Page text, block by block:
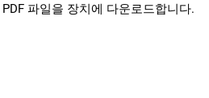
파일을 장치에 다운로드합니다.